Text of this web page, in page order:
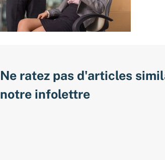
Ne ratez pas d'articles
notre infolettre